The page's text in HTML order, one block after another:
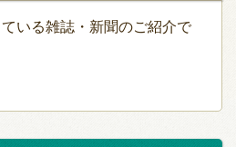
いる雑誌・新聞のご紹介で